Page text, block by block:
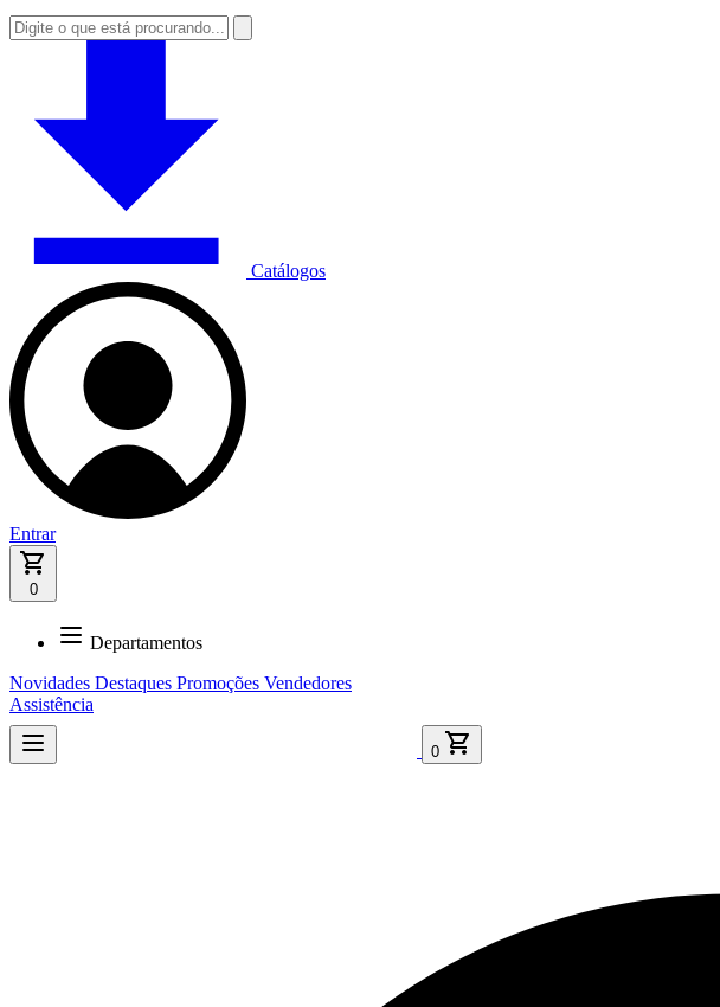
Catálogos
Entrar
0
Departamentos
Novidades Destaques Promoções Vendedores
Assistência
0